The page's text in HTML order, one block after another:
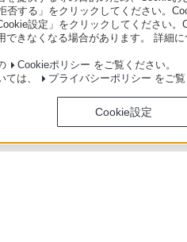
否する」をクリックしてください。
設定」をクリックしてください
できなくなる場合があります。 詳細
Cookieポリシー をご覧ください。
ては、
プライバシーポリシー をご覧
Cookie設定